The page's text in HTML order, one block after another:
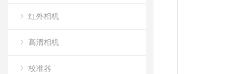
红外相机
高清相机
校准器